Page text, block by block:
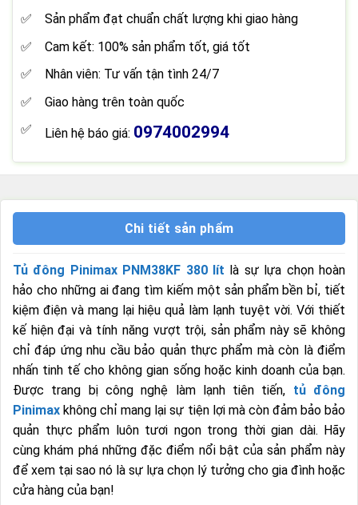
Sản phẩm đạt chuẩn chất lượng khi giao hàng
Cam kết: 100% sản phẩm tốt, giá tốt
Nhân viên: Tư vấn tận tình 24/7
Giao hàng trên toàn quốc
Liên hệ báo giá: 0974002994
Chi tiết sản phẩm
Tủ đông Pinimax PNM38KF 380 lít là sự lựa chọn hoàn
hảo cho những ai đang tìm kiếm một sản phẩm bền bỉ, tiết
kiệm điện và mang lại hiệu quả làm lạnh tuyệt vời. Với thiết
kế hiện đại và tính năng vượt trội, sản phẩm này sẽ không
chỉ đáp ứng nhu cầu bảo quản thực phẩm mà còn là điểm
nhấn tinh tế cho không gian sống hoặc kinh doanh của bạn.
Được trang bị công nghệ làm lạnh tiên tiến, tủ đông
Pinimax không chỉ mang lại sự tiện lợi mà còn đảm bảo bảo
quản thực phẩm luôn tươi ngon trong thời gian dài. Hãy
cùng khám phá những đặc điểm nổi bật của sản phẩm này
để xem tại sao nó là sự lựa chọn lý tưởng cho gia đình hoặc
cửa hàng của bạn!